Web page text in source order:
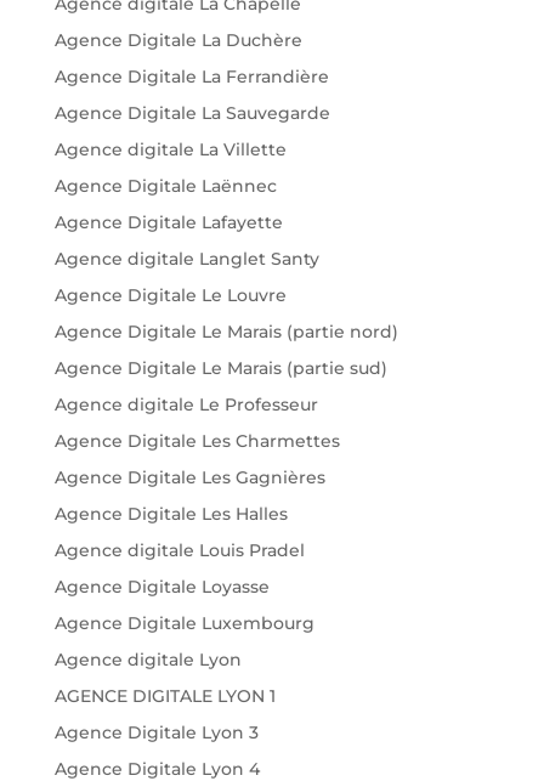
Agence Digitale La Duchère
Agence Digitale La Ferrandière
Agence Digitale La Sauvegarde
Agence digitale La Villette
Agence Digitale Laënnec
Agence Digitale Lafayette
Agence digitale Langlet Santy
Agence Digitale Le Louvre
Agence Digitale Le Marais (partie nord)
Agence Digitale Le Marais (partie sud)
Agence digitale Le Professeur
Agence Digitale Les Charmettes
Agence Digitale Les Gagnières
Agence Digitale Les Halles
Agence digitale Louis Pradel
Agence Digitale Loyasse
Agence Digitale Luxembourg
Agence digitale Lyon
AGENCE DIGITALE LYON 1
Agence Digitale Lyon 3
Agence Digitale Lyon 4